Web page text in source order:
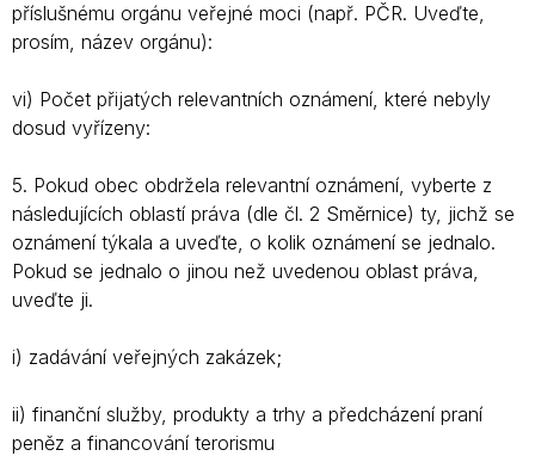
příslušnému orgánu veřejné moci (např. PČR. Uveďte,
prosím, název orgánu):
vi) Počet přijatých relevantních oznámení, které nebyly
dosud vyřízeny:
5. Pokud obec obdržela relevantní oznámení, vyberte z
následujících oblastí práva (dle čl. 2 Směrnice) ty, jichž se
oznámení týkala a uveďte, o kolik oznámení se jednalo.
Pokud se jednalo o jinou než uvedenou oblast práva,
uveďte ji.
i) zadávání veřejných zakázek;
ii) finanční služby, produkty a trhy a předcházení praní
peněz a financování terorismu